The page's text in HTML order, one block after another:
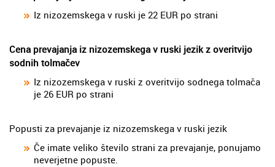
Iz nizozemskega v ruski je 22 EUR po strani
Cena prevajanja iz nizozemskega v ruski jezik z overitvijo
sodnih tolmačev
Iz nizozemskega v ruski z overitvijo sodnega tolmača
je 26 EUR po strani
Popusti za prevajanje iz nizozemskega v ruski jezik
Če imate veliko število strani za prevajanje, ponujamo
neverjetne popuste.